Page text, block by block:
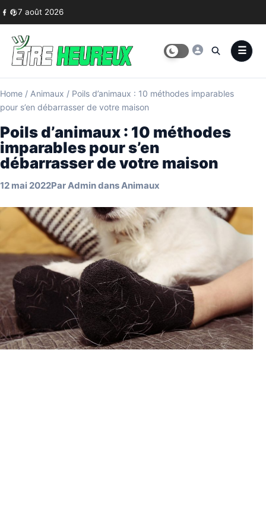
Skip to content
7 août 2026
Home / Animaux / Poils d’animaux : 10 méthodes imparables
pour s’en débarrasser de votre maison
Poils d’animaux : 10 méthodes
imparables pour s’en
débarrasser de votre maison
12 mai 2022ParAdmindansAnimaux